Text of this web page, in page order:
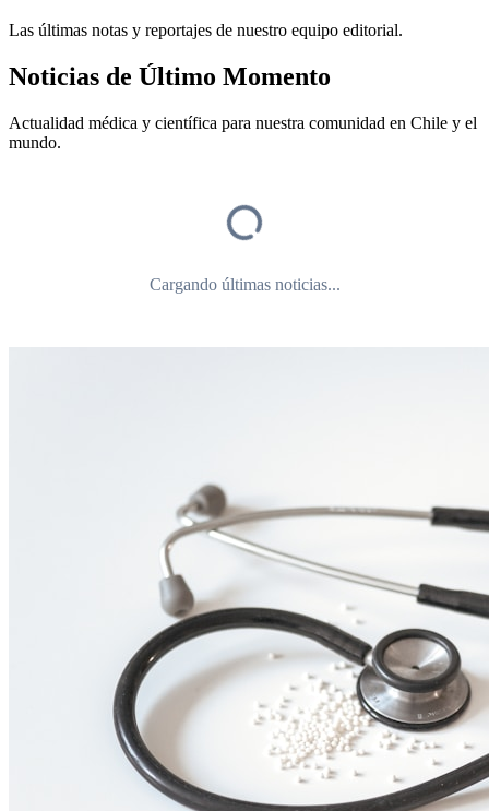
Las últimas notas y reportajes de nuestro equipo editorial.
Noticias de Último Momento
Actualidad médica y científica para nuestra comunidad en Chile y el
mundo.
Cargando últimas noticias...